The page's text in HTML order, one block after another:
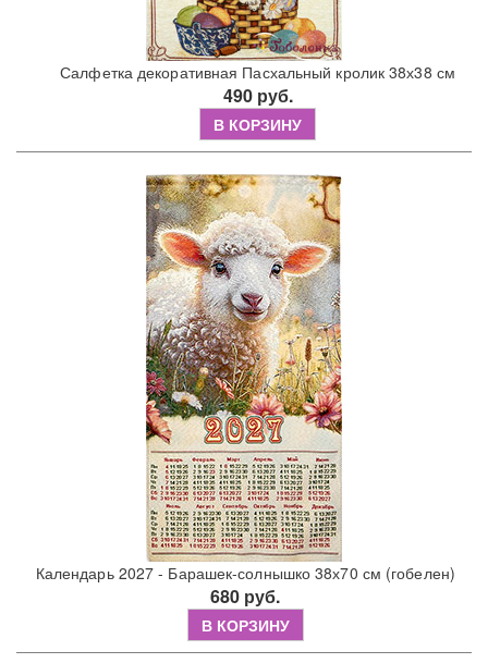
Салфетка декоративная Пасхальный кролик 38х38 см
490 руб.
В КОРЗИНУ
Календарь 2027 - Барашек-солнышко 38х70 см (гобелен)
680 руб.
В КОРЗИНУ